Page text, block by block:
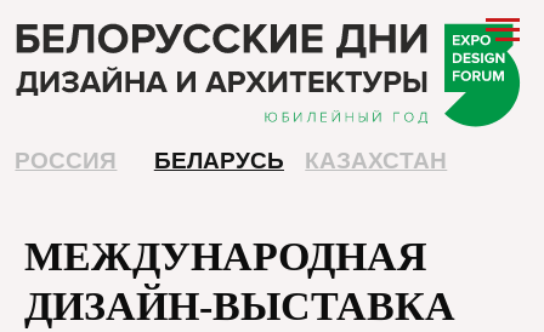
КАЗАХСТАН
МЕЖДУНАРОДНАЯ
ДИЗАЙН-ВЫСТАВКА